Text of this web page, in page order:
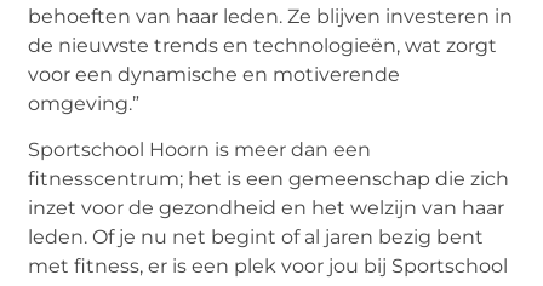
behoeften van haar leden. Ze blijven investeren in
de nieuwste trends en technologieën, wat zorgt
voor een dynamische en motiverende
omgeving.”
Sportschool Hoorn is meer dan een
fitnesscentrum; het is een gemeenschap die zich
inzet voor de gezondheid en het welzijn van haar
leden. Of je nu net begint of al jaren bezig bent
met fitness, er is een plek voor jou bij Sportschool